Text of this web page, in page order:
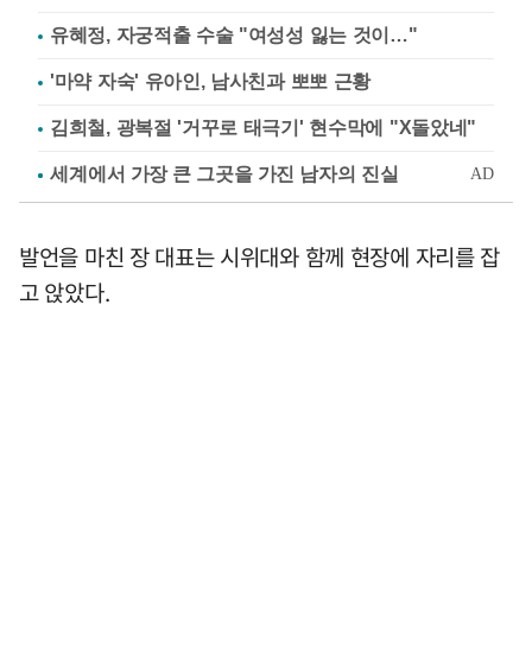
유혜정, 자궁적출 수술 "여성성 잃는 것이…"
'마약 자숙' 유아인, 남사친과 뽀뽀 근황
김희철, 광복절 '거꾸로 태극기' 현수막에 "X돌았네"
발언을 마친 장 대표는 시위대와 함께 현장에 자리를 잡
고 앉았다.